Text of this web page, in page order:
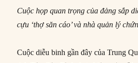
Cuộc họp quan trọng của đảng sắp
cựu ‘thợ săn cáo’ và nhà quản lý
Cuộc diễu binh gần đây của Trung